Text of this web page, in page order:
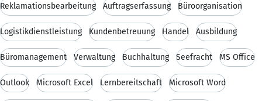
Reklamationsbearbeitung Auftragserfassung Büroorganisation
Logistikdienstleistung Kundenbetreuung Handel Ausbildung
Büromanagement Verwaltung Buchhaltung Seefracht MS Office
Outlook Microsoft Excel Lernbereitschaft Microsoft Word